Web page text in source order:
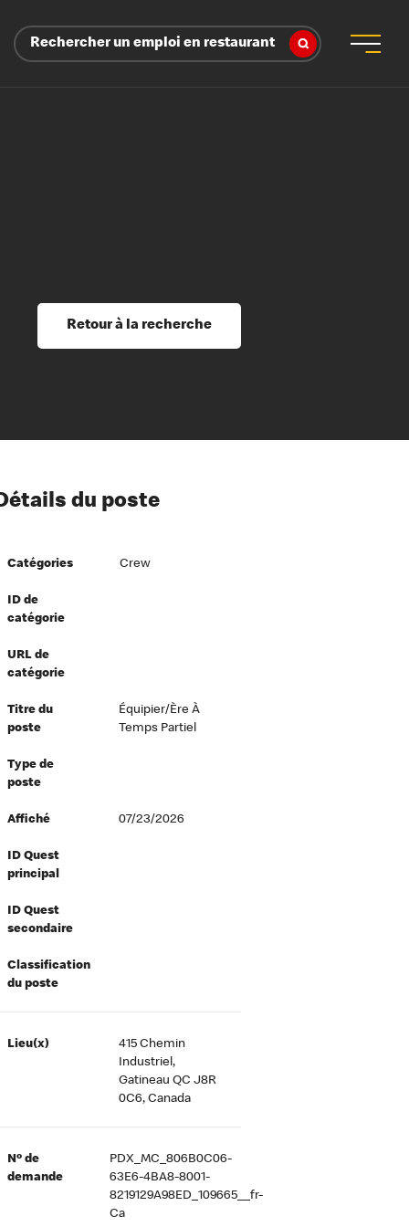
Rechercher un emploi en restaurant
et perfectionnement
du savoir
à l’égard de nos employés
directeurs
équité et inclusion
au travail
Retour à la recherche
du poste
Catégories Crew
ID de
catégorie
URL de
catégorie
Titre du
poste
Équipier/ère À
Temps Partiel
Type de
poste
Affiché 07/23/2026
ID Quest
principal
ID Quest
secondaire
Classification
du poste
Lieu(x)
415 Chemin
Industriel,
Gatineau QC J8R
0C6, Canada
Nº de
demande
PDX_MC_806B0C06-
63E6-4BA8-8001-
8219129A98ED_109665__fr-
Ca